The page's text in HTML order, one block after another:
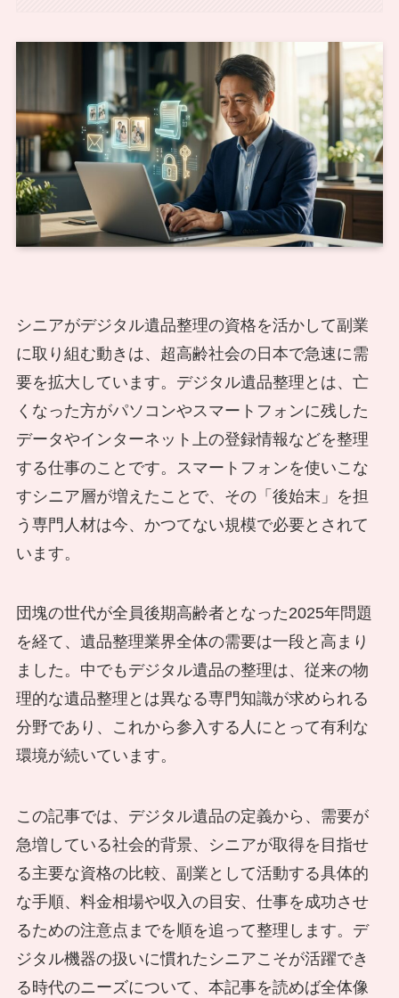
シニアがデジタル遺品整理の資格を活かして副業
に取り組む動きは、超高齢社会の日本で急速に需
要を拡大しています。デジタル遺品整理とは、亡
くなった方がパソコンやスマートフォンに残した
データやインターネット上の登録情報などを整理
する仕事のことです。スマートフォンを使いこな
すシニア層が増えたことで、その「後始末」を担
う専門人材は今、かつてない規模で必要とされて
います。
団塊の世代が全員後期高齢者となった2025年問題
を経て、遺品整理業界全体の需要は一段と高まり
ました。中でもデジタル遺品の整理は、従来の物
理的な遺品整理とは異なる専門知識が求められる
分野であり、これから参入する人にとって有利な
環境が続いています。
この記事では、デジタル遺品の定義から、需要が
急増している社会的背景、シニアが取得を目指せ
る主要な資格の比較、副業として活動する具体的
な手順、料金相場や収入の目安、仕事を成功させ
るための注意点までを順を追って整理します。デ
ジタル機器の扱いに慣れたシニアこそが活躍でき
る時代のニーズについて、本記事を読めば全体像